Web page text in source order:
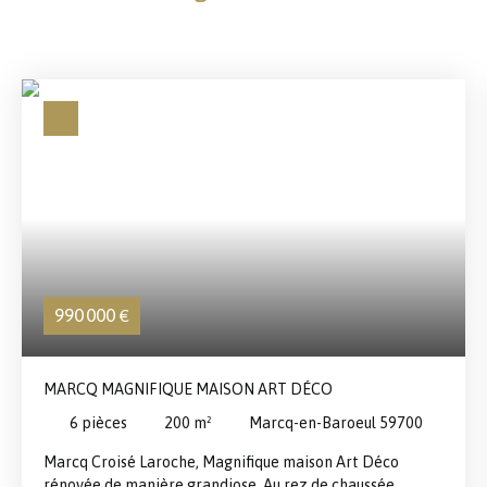
990 000 €
MARCQ MAGNIFIQUE MAISON ART DÉCO
6 pièces 200 m² Marcq-en-Baroeul 59700
Marcq Croisé Laroche, Magnifique maison Art Déco